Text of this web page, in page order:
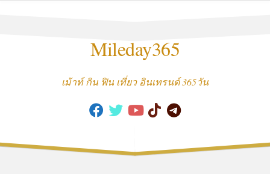
Mileday365
เม้าท์ กิน ฟิน เที่ยว อินเทรนด์ 365วัน